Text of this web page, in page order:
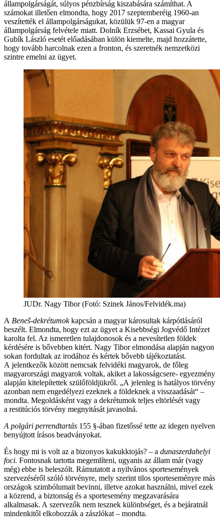
állampolgárságát, súlyos pénzbírság kiszabására számíthat. A
számokat illetően elmondta, hogy 2017 szeptemberéig 1960-an
veszítették el állampolgárságukat, közülük 97-en a magyar
állampolgárság felvétele miatt. Dolník Erzsébet, Kassai Gyula és
Gubík László esetét előadásában külön kiemelte, majd hozzátette,
hogy tovább harcolnak ezen a fronton, és szeretnék nemzetközi
szintre emelni az ügyet.
​JUDr. Nagy Tibo​r​ (Fotó: Szinek János/Felvidék.ma)
A Beneš-dekrétumokkapcsán a magyar károsultak kárpótlásáról
beszélt. Elmondta, hogy ezt az ügyet a Kisebbségi Jogvédő Intézet
karolta fel. Az ismeretlen tulajdonosok és a nevesítetlen földek
kérdésére is bővebben kitért. Nagy Tibor elmondása alapján nagyon
sokan fordultak az irodához és kértek bővebb tájékoztatást.
A jelentkezők között nemcsak felvidéki magyarok, de főleg
magyarországi magyarok voltak, akiket a lakosságcsere- egyezmény
alapján kitelepítettek szülőföldjükről. „A jelenleg is hatályos törvény
azonban nem engedélyezi ezeknek a földeknek a visszaadását“ –
mondta. Megoldásként vagy a dekrétumok teljes eltörlését vagy
a restitúciós törvény megnyitását javasolná.
A polgári perrendtartás 155 §-ában fizetőssé tette az idegen nyelven
benyújtott írásos beadványokat.
És hogy mi is volt az a bizonyos kakukktojás? – a dunaszerdahelyi
foci. Fontosnak tartotta megemlíteni, ugyanis az állam már (vagy
még) ebbe is beleszólt. Rámutatott a nyilvános sportesemények
szervezéséről szóló törvényre, mely szerint tilos sporteseményre más
országok szimbólumait bevinni, illetve azokat használni, mivel ezek
a közrend, a biztonság és a sportesemény megzavarására
alkalmasak. A szervezők nem tesznek különbséget, és a bejáratnál
mindenkitől elkobozzák a zászlókat – mondta.